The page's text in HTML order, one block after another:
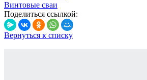
Винтовые сваи
Поделиться ссылкой:
Вернуться к списку